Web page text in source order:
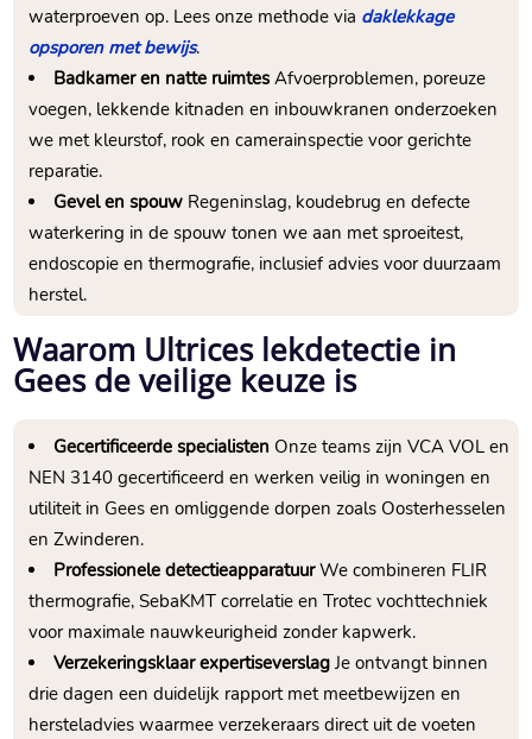
waterproeven op.​ Lees onze methode via daklekkage
opsporen met bewijs.​
Badkamer en natte ruimtes Afvoerproblemen, poreuze
voegen, lekkende kitnaden en inbouwkranen onderzoeken
we met kleurstof, rook en camerainspectie voor gerichte
reparatie.​
Gevel en spouw Regeninslag, koudebrug en defecte
waterkering in de spouw tonen we aan met sproeitest,
endoscopie en thermografie, inclusief advies voor duurzaam
herstel.​
Waarom Ultrices lekdetectie in
Gees de veilige keuze is
Gecertificeerde specialisten Onze teams zijn VCA VOL en
NEN 3140 gecertificeerd en werken veilig in woningen en
utiliteit in Gees en omliggende dorpen zoals Oosterhesselen
en Zwinderen.​
Professionele detectieapparatuurWe combineren FLIR
thermografie, SebaKMT correlatie en Trotec vochttechniek
voor maximale nauwkeurigheid zonder kapwerk.​
Verzekeringsklaar expertiseverslag Je ontvangt binnen
drie dagen een duidelijk rapport met meetbewijzen en
hersteladvies waarmee verzekeraars direct uit de voeten